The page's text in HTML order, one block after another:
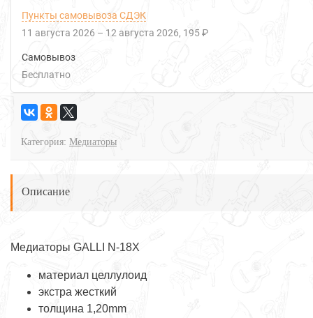
Пункты самовывоза СДЭК
11 августа 2026 – 12 августа 2026 195 ₽
Самовывоз
Бесплатно
Категория: Медиаторы
Описание
Медиаторы GALLI N-18X
материал целлулоид
экстра жесткий
толщина 1,20mm